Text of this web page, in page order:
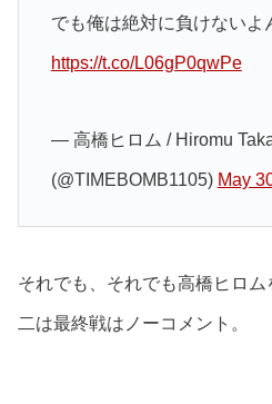
でも俺は絶対に負けないよ
https://t.co/L06gP0qwPe
— 高橋ヒロム / Hiromu
(@TIMEBOMB1105) May
それでも、それでも高橋ヒロ
二は最終戦はノーコメント。